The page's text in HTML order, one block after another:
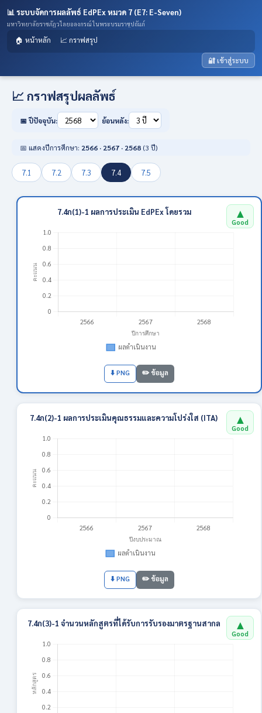
📊 ระบบจัดการผลลัพธ์ EdPEx หมวด 7 (E7: E-Seven)
มหาวิทยาลัยราชภัฏวไลยอลงกรณ์ ในพระบรมราชูปถัมภ์
🏠 หน้าหลัก 📈 กราฟสรุป
🔐 เข้าสู่ระบบ
📈 กราฟสรุปผลลัพธ์
📅 ปีปัจจุบัน: ย้อนหลัง:
📅 แสดงปีการศึกษา: 2566 · 2567 · 2568 (3 ปี)
7.1 7.2 7.3 7.4 7.5
7.4ก(1)-1 ผลการประเมิน EdPEx โดยรวม ▲
Good
⬇️ PNG ✏️ ข้อมูล
7.4ก(2)-1 ผลการประเมินคุณธรรมและความโปร่งใส (ITA) ▲
Good
⬇️ PNG ✏️ ข้อมูล
7.4ก(3)-1 จำนวนหลักสูตรที่ได้รับการรับรองมาตรฐานสากล ▲
Good